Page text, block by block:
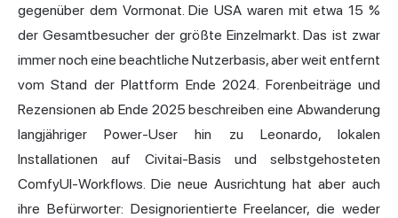
gegenüber dem Vormonat. Die USA waren mit etwa 15 %
der Gesamtbesucher der größte Einzelmarkt. Das ist zwar
immer noch eine beachtliche Nutzerbasis, aber weit entfernt
vom Stand der Plattform Ende 2024. Forenbeiträge und
Rezensionen ab Ende 2025 beschreiben eine Abwanderung
langjähriger Power-User hin zu Leonardo, lokalen
Installationen auf Civitai-Basis und selbstgehosteten
ComfyUI-Workflows. Die neue Ausrichtung hat aber auch
ihre Befürworter: Designorientierte Freelancer, die weder